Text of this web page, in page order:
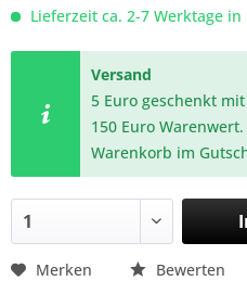
Lieferzeit ca. 2-7 Werktage
Versand
5 Euro geschenkt
150 Euro
Warenkorb im
Merken Bewerten